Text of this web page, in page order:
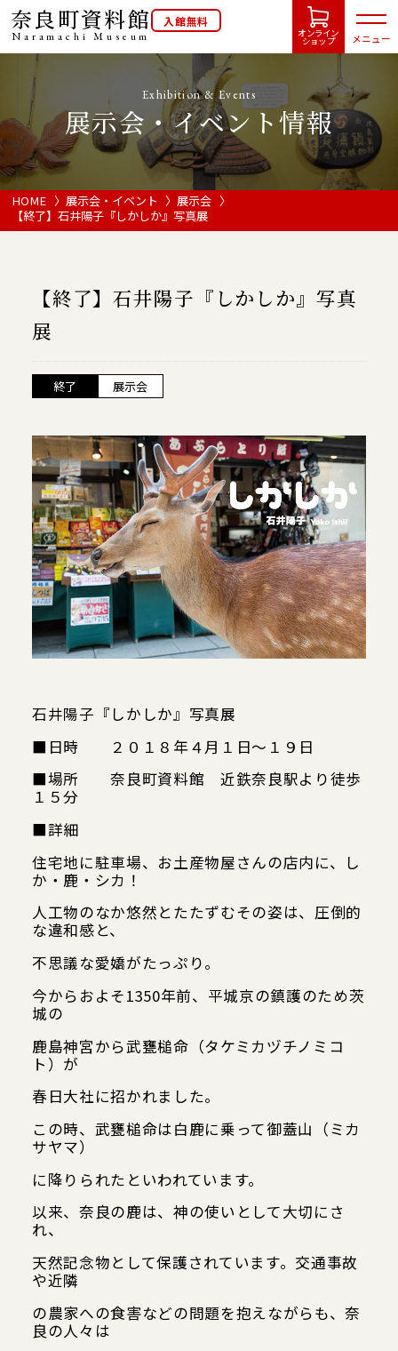
奈良町資料館
NaramachiMuseum
入館無料
オンライン
ショップ メニュー
HOME
開館カレンダー
ご利用案内
当館について
当館について
メディア実績
活動実績
お知らせ
ブログ
オンラインショップ
Google map
Exhibition & Events
展示会・イベント情報
HOME 展示会・イベント
展示会
【終了】石井陽子『しかしか』写真展
【終了】石井陽子『しかしか』写真
展
終了 展示会
石井陽子『しかしか』写真展
■日時 ２０１８年４月１日～１９日
■場所 奈良町資料館 近鉄奈良駅より徒歩
１５分
■詳細
住宅地に駐車場、お土産物屋さんの店内に、し
か・鹿・シカ！
人工物のなか悠然とたたずむその姿は、圧倒的
な違和感と、
不思議な愛嬌がたっぷり。
今からおよそ1350年前、平城京の鎮護のため茨
城の
鹿島神宮から武甕槌命（タケミカヅチノミコ
ト）が
春日大社に招かれました。
この時、武甕槌命は白鹿に乗って御蓋山（ミカ
サヤマ）
に降りられたといわれています。
以来、奈良の鹿は、神の使いとして大切にさ
れ、
天然記念物として保護されています。交通事故
や近隣
の農家への食害などの問題を抱えながらも、奈
良の人々は